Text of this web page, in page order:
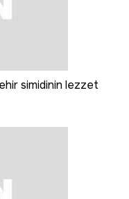
simidinin lezzet